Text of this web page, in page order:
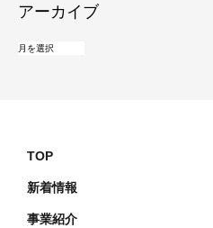
アーカイブ
TOP
新着情報
事業紹介